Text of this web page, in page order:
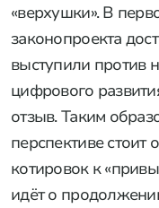
«верхушки». В
законопроекта
выступили против
цифрового
отзыв. Таким
перспективе
котировок к
идёт о